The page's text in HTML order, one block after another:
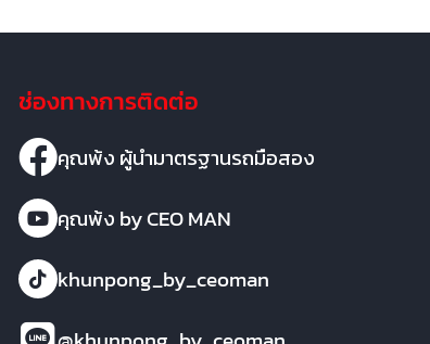
ช่องทางการติดต่อ
คุณพ้ง ผู้นำมาตรฐานรถมือสอง
คุณพ้ง by CEO MAN
khunpong_by_ceoman